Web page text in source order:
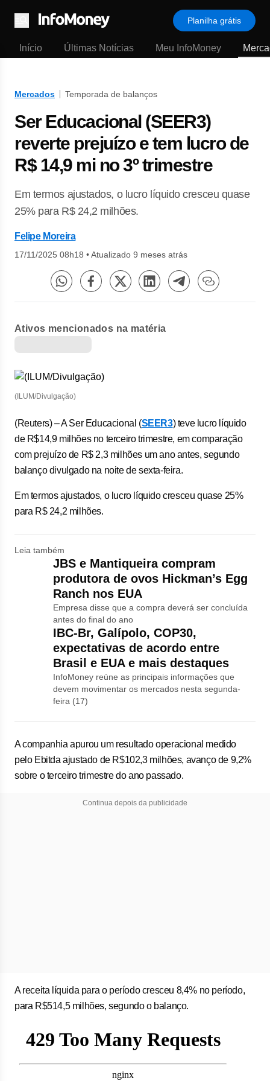
Menu
Planilha grátis
Início Últimas Notícias Meu InfoMoney
Mercados Temporada de balanços
Ser Educacional (SEER3)
reverte prejuízo e tem lucro de
R$ 14,9 mi no 3º trimestre
Em termos ajustados, o lucro líquido cresceu quase
25% para R$ 24,2 milhões.
Felipe Moreira
17/11/2025 08h18 •Atualizado 9 meses atrás
Ativos mencionados na matéria
(ILUM/Divulgação)
(Reuters) – A Ser Educacional (SEER3) teve lucro líquido
de R$14,9 milhões no terceiro trimestre, em comparação
com prejuízo de R$ 2,3 milhões um ano antes, segundo
balanço divulgado na noite de sexta-feira.
Em termos ajustados, o lucro líquido cresceu quase 25%
para R$ 24,2 milhões.
Leia também
JBS e Mantiqueira compram
produtora de ovos Hickman’s Egg
Ranch nos EUA
Empresa disse que a compra deverá ser concluída
antes do final do ano
IBC-Br, Galípolo, COP30,
expectativas de acordo entre
Brasil e EUA e mais destaques
InfoMoney reúne as principais informações que
devem movimentar os mercados nesta segunda-
feira (17)
A companhia apurou um resultado operacional medido
pelo Ebitda ajustado de R$102,3 milhões, avanço de 9,2%
sobre o terceiro trimestre do ano passado.
Continua depois da publicidade
A receita líquida para o período cresceu 8,4% no período,
para R$514,5 milhões, segundo o balanço.